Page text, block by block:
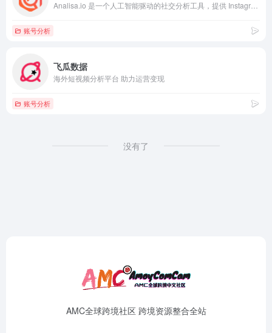
账号分析
飞瓜数据
海外短视频分析平台 助力运营变现
账号分析
没有了
AMC全球跨境社区 跨境资源整合全站